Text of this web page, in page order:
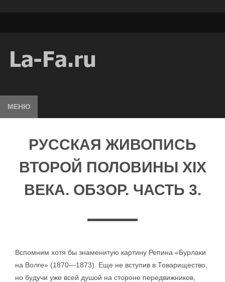
МЕНЮ
РУССКАЯ ЖИВОПИСЬ
ВТОРОЙ ПОЛОВИНЫ XIX
ВЕКА. ОБЗОР. ЧАСТЬ 3.
Вспомним хотя бы знаменитую картину Репина «Бурлаки
на Волге» (1870—1873). Еще не вступив в Товарищество,
но будучи уже всей душой на стороне передвижников,